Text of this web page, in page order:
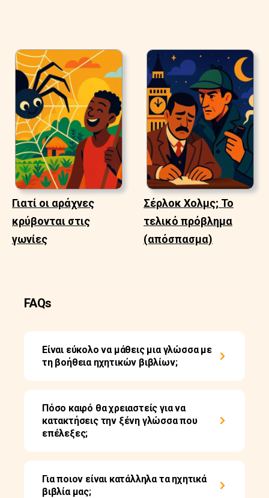
Γιατί οι αράχνες
κρύβονται στις
γωνίες
Σέρλοκ Χολμς; Το
τελικό πρόβλημα
(απόσπασμα)
FAQs
Είναι εύκολο να μάθεις μια γλώσσα με
τη βοήθεια ηχητικών βιβλίων;
Πόσο καιρό θα χρειαστείς για να
κατακτήσεις την ξένη γλώσσα που
επέλεξες;
Για ποιον είναι κατάλληλα τα ηχητικά
βιβλία μας;